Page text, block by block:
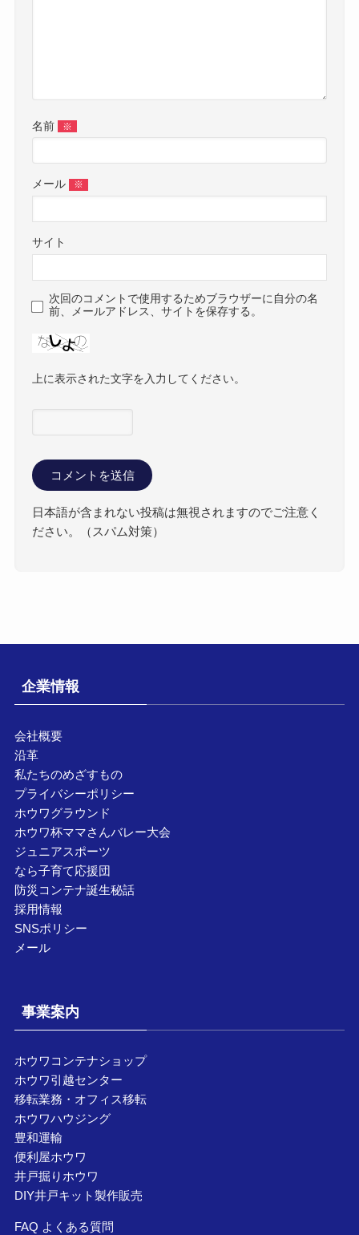
名前 ※
メール ※
サイト
次回のコメントで使用するためブラウザーに自分の名
前、メールアドレス、サイトを保存する。
上に表示された文字を入力してください。
日本語が含まれない投稿は無視されますのでご注意く
ださい。（スパム対策）
企業情報
会社概要
沿革
私たちのめざすもの
プライバシーポリシー
ホウワグラウンド
ホウワ杯ママさんバレー大会
ジュニアスポーツ
なら子育て応援団
防災コンテナ誕生秘話
採用情報
SNSポリシー
メール
事業案内
ホウワコンテナショップ
ホウワ引越センター
移転業務・オフィス移転
ホウワハウジング
豊和運輸
便利屋ホウワ
井戸掘りホウワ
DIY井戸キット製作販売
FAQ よくある質問